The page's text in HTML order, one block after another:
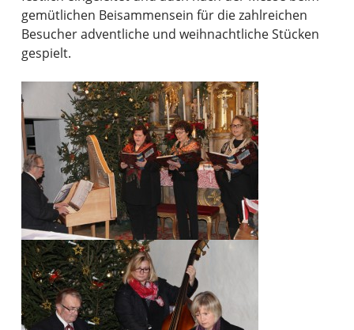
gemütlichen Beisammensein für die zahlreichen
Besucher adventliche und weihnachtliche Stücken
gespielt.